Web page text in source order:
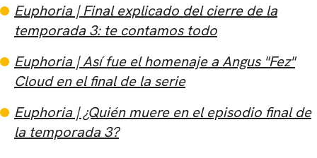
Euphoria | Final explicado del cierre de la
temporada 3: te contamos todo
Euphoria | Así fue el homenaje a Angus "Fez"
Cloud en el final de la serie
Euphoria | ¿Quién muere en el episodio final de
la temporada 3?